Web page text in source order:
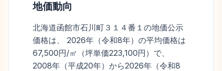
地価動向
北海道函館市石川町３１４番１の地価公示
価格は、 2026年（令和8年）の平均価格は
67,500円/㎡（坪単価223,100円）で、
2008年（平成20年）から2026年（令和8